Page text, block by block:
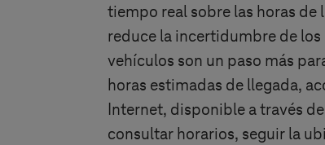
tiempo real sobre las horas
reduce la incertidumbre de
vehículos son un paso más
horas estimadas de llegada,
Internet, disponible a través
consultar horarios, seguir la